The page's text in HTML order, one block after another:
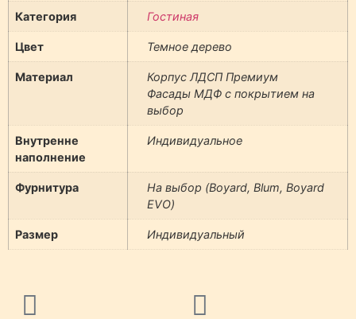
Категория Гостиная
Цвет Темное дерево
Материал
Корпус ЛДСП Премиум
Фасады МДФ с покрытием на
выбор
Внутренне
наполнение
Индивидуальное
Фурнитура
На выбор (Boyard, Blum, Boyard
EVO)
Размер Индивидуальный